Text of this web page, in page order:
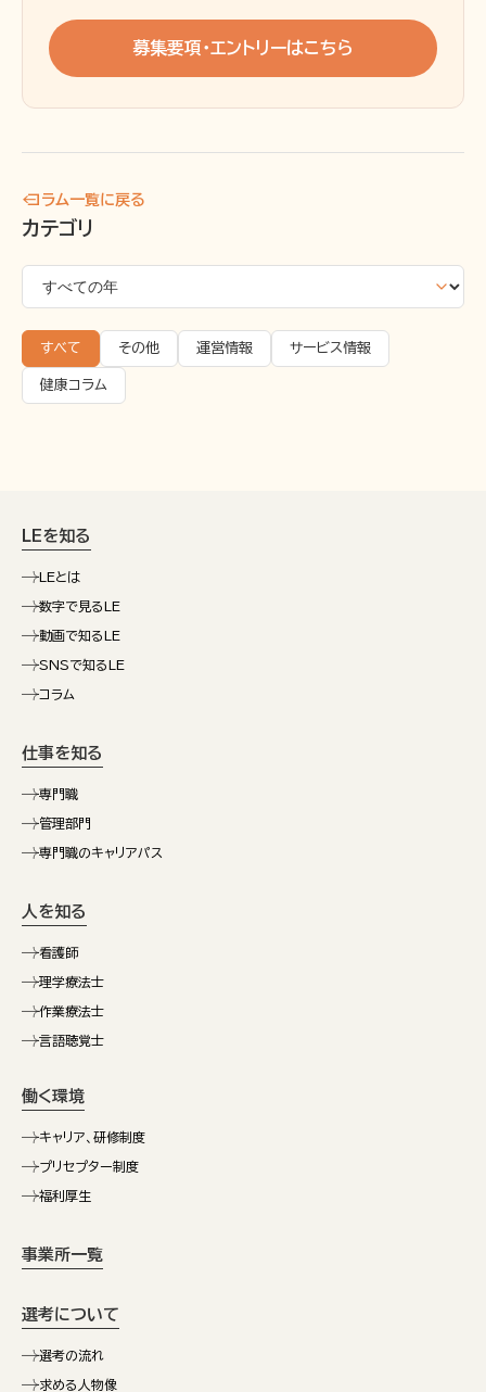
募集要項・エントリーはこちら
← コラム一覧に戻る
カテゴリ
すべて その他 運営情報 サービス情報
健康コラム
LEを知る
LEとは
数字で見るLE
動画で知るLE
SNSで知るLE
コラム
仕事を知る
専門職
管理部門
専門職のキャリアパス
人を知る
看護師
理学療法士
作業療法士
言語聴覚士
働く環境
キャリア、研修制度
プリセプター制度
福利厚生
事業所一覧
選考について
選考の流れ
求める人物像